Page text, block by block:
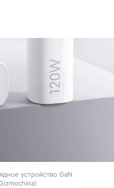
устройство GaN
Gizmochina